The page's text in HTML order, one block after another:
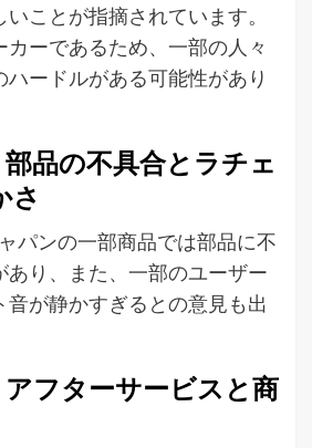
ことが指摘されています。
カーであるため、一部の人々
ードルがある可能性があり
品の不具合とラチェ
さ
パンの一部商品では部品に不
あり、また、一部のユーザー
音が静かすぎるとの意見も出
フターサービスと商